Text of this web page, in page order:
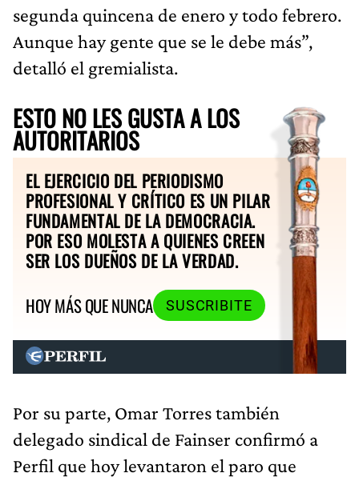
segunda quincena de enero y todo febrero.
Aunque hay gente que se le debe más”,
detalló el gremialista.
ESTO NO LES GUSTA A LOS
AUTORITARIOS
EL EJERCICIO DEL PERIODISMO
PROFESIONAL Y CRÍTICO ES UN PILAR
FUNDAMENTAL DE LA DEMOCRACIA.
POR ESO MOLESTA A QUIENES CREEN
SER LOS DUEÑOS DE LA VERDAD.
HOY MÁS QUE NUNCA
SUSCRIBITE
Por su parte, Omar Torres también
delegado sindical de Fainser confirmó a
Perfil que hoy levantaron el paro que